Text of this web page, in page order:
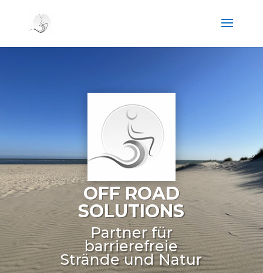
OFF ROAD
SOLUTIONS
Partner für
barrierefreie
Strände und Natur